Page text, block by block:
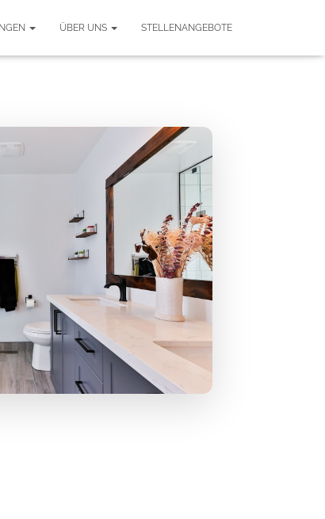
ÜBER UNS STELLENANGEBOTE